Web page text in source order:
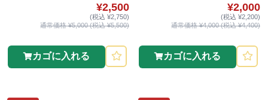
¥2,500
(税込 ¥2,750)
通常価格 ¥5,000 (税込 ¥5,500)
カゴに入れる
¥2,000
(税込 ¥2,200)
通常価格 ¥4,000 (税込 ¥4,400)
カゴに入れる